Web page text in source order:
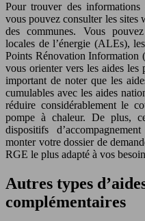
Pour trouver des
vous pouvez consulter les sites
des communes. Vous
locales de l’énergie (ALEs),
Points Rénovation Information
vous orienter vers les aides les
important de noter que les
cumulables avec les aides
réduire considérablement le
pompe à chaleur. De plus,
dispositifs
monter votre dossier de
RGE le plus adapté à vos
Autres types
complémentaires